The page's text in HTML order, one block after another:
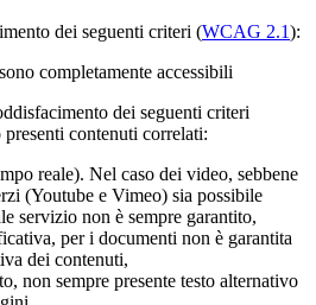
dei seguenti criteri (WCAG 2.1):
completamente accessibili
dei seguenti criteri
contenuti correlati:
reale). Nel caso dei video, sebbene
(Youtube e Vimeo) sia possibile
servizio non è sempre garantito,
per i documenti non è garantita
dei contenuti,
non sempre presente testo alternativo